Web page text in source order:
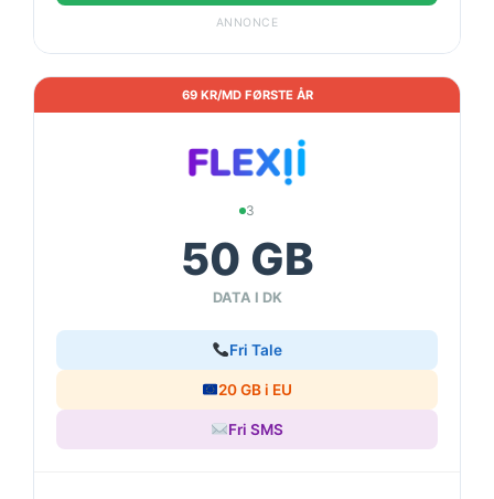
ANNONCE
69 KR/MD FØRSTE ÅR
3
50 GB
DATA I DK
Fri Tale
20 GB i EU
Fri SMS